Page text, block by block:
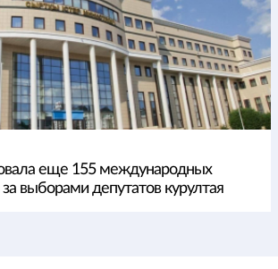
еще 155 международных
выборами депутатов курултая